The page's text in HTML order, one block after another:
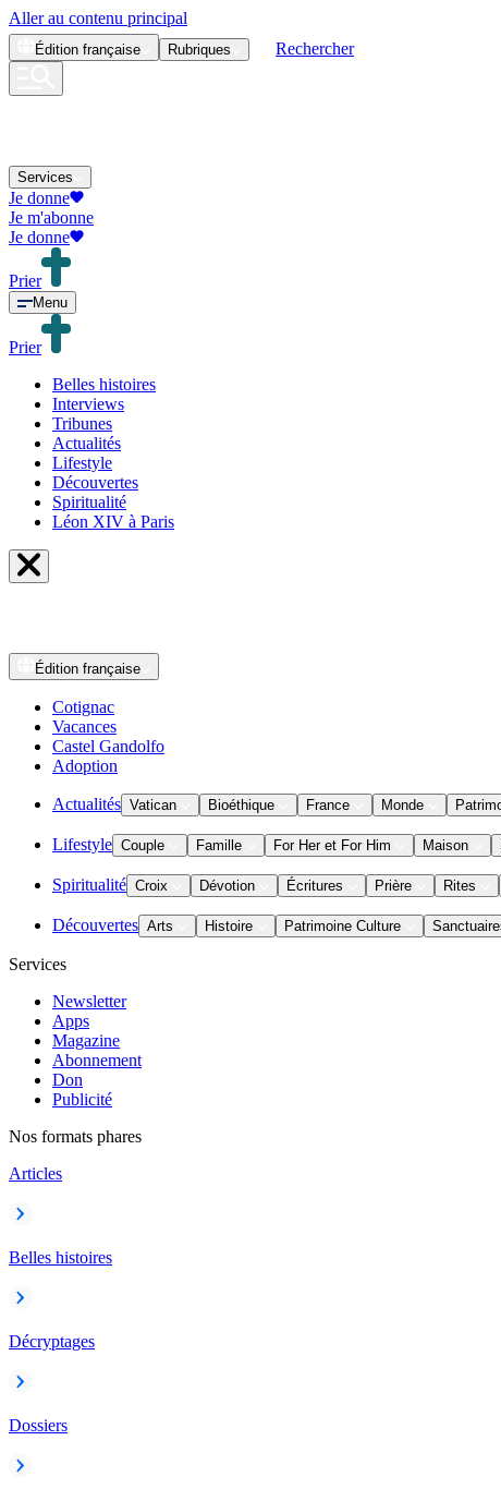
Aller au contenu principal
Édition française Rubriques Rechercher
Services
Je donne
Je m'abonne
Je donne
Prier
Menu
Prier
Belles histoires
Interviews
Tribunes
Actualités
Lifestyle
Découvertes
Spiritualité
Léon XIV à Paris
Édition française
Cotignac
Vacances
Castel Gandolfo
Adoption
Actualités Vatican Bioéthique France Monde
Lifestyle Couple Famille For Her et For Him Maison
Spiritualité Croix Dévotion Écritures Prière Rites
Découvertes Arts Histoire Patrimoine Culture
Services
Newsletter
Apps
Magazine
Abonnement
Don
Publicité
Nos formats phares
Articles
Belles histoires
Décryptages
Dossiers